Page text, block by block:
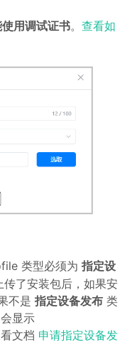
用调试证书。 查看如
类型必须为 指定设
了安装包后，如果安
不是 指定设备发布 类
显示
文档 申请指定设备发